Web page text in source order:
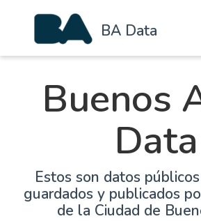
BA Data
Buenos
Data
Estos son datos
guardados y publicados
de la Ciudad de